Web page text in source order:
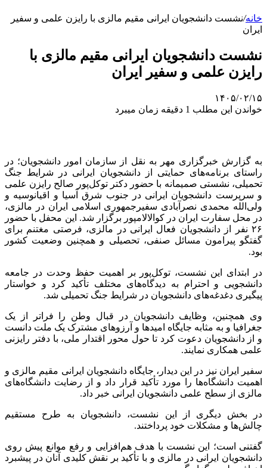
خانه/نشست دانشجویان ایرانی مقیم مالزی با رایزن علمی و سفیر
ایران
نشست دانشجویان ایرانی مقیم مالزی با
رایزن علمی و سفیر ایران
۱۴۰۵/۰۲/۱۵
خواندن این مطلب 1 دقیقه زمان میبرد
به گزارش خبرگزاری مهر به نقل از سازمان امور دانشجویان؛ در
راستای برنامه‌های حمایتی از دانشجویان ایرانی در شرایط جنگ
تحمیلی، نشستی صمیمانه با حضور دکتر توکل‌پور صالح رایزن علمی
و سرپرست دانشجویان ایرانی در جنوب شرق آسیا و اقیانوسیه و
ولی‌الله محمدی نصرآبادی سفیرجمهوری اسلامی ایران در مالزی،
در محل سفارت ایران در کوالالامپور برگزار شد. این محفل با حضور
۲۶ نفر از دانشجویان فعال ایرانی در مالزی، فرصتی مغتنم برای
گفتگو پیرامون مسائل صنفی، تحصیلی و همچنین وضعیت کشور
بود.
در ابتدای این نشست، توکل‌پور بر اهمیت حفظ وحدت در جامعه
دانشجویی و احترام به دیدگاه‌های مختلف تأکید کرد و خواستار
پیگیری دغدغه‌های دانشجویان در شرایط جنگ تحمیلی شد.
وی همچنین، وظایف دانشجویان در قبال وطن را فراتر از یک
جغرافیا و به مثابه جایگاه امیدها و آرزوهای مشترک یک ملت دانست
و از دانشجویان دعوت کرد تا حول محور اقتدار ملی، با دفتر رایزنی
علمی همکاری نمایند.
سفیر ایران نیز در این دیدار، جایگاه دانشجویان ایرانی مقیم مالزی و
اهمیت دانشگاه‌ها را مورد تأکید قرار داد و از رضایت دانشگاه‌های
مالزی از سطح علمی دانشجویان ایرانی خبر داد.
در بخش دیگری از این نشست، دانشجویان به طرح مستقیم
چالش‌ها و مشکلات خود پرداختند.
گفتنی است؛ این نشست با هدف هم‌افزایی و رفع موانع پیش روی
دانشجویان ایرانی در مالزی و با تأکید بر نقش کلیدی آنان در پیشبرد